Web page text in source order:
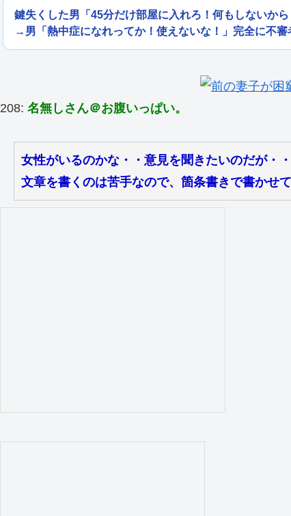
鍵失くした男「45分だけ部屋に入れろ！何もしないか
→男「熱中症になれってか！使えないな！」完全に不審
208: 名無しさん＠お腹いっぱい。
女性がいるのかな・・意見を聞きたいのだが・・
文章を書くのは苦手なので、箇条書きで書かせ